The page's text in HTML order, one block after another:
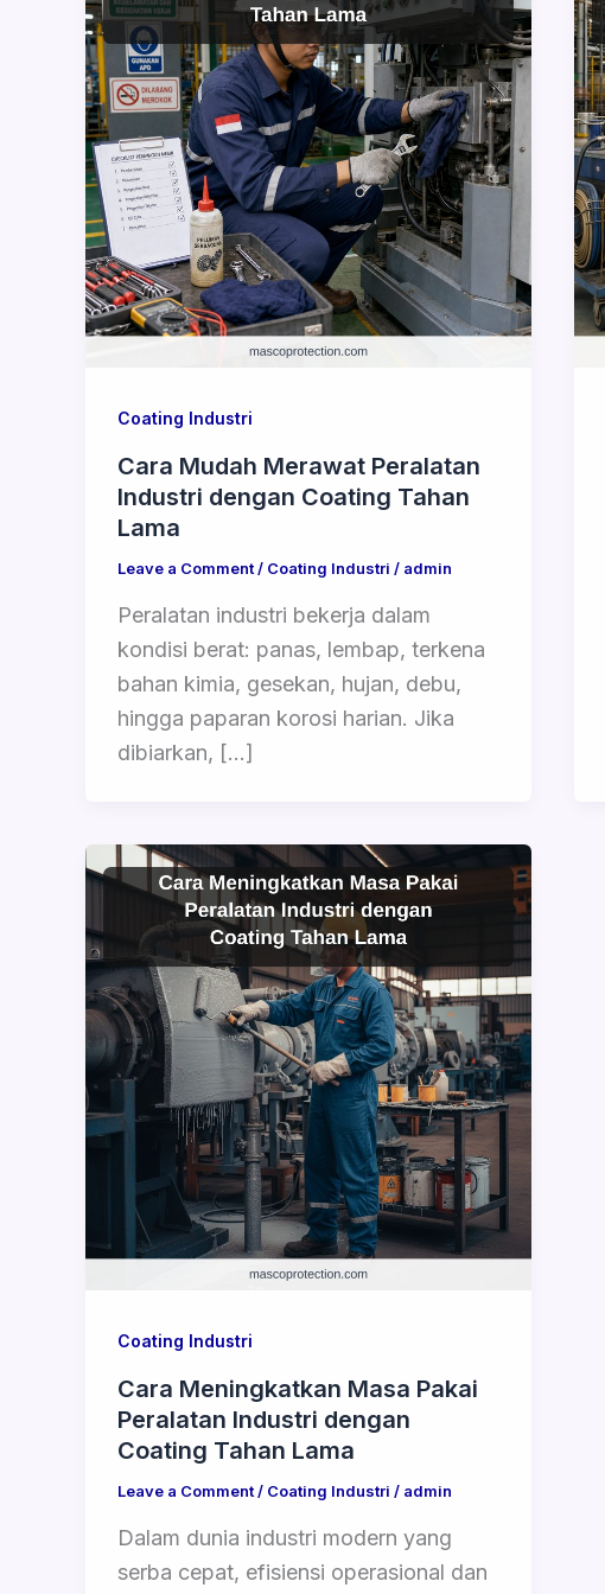
Coating Industri
Cara Mudah Merawat Peralatan
Industri dengan Coating Tahan
Lama
Leave a Comment/ Coating Industri / admin
Peralatan industri bekerja dalam
kondisi berat: panas, lembap, terkena
bahan kimia, gesekan, hujan, debu,
hingga paparan korosi harian. Jika
dibiarkan, […]
Coating Industri
Cara Meningkatkan Masa Pakai
Peralatan Industri dengan
Coating Tahan Lama
Leave a Comment/ Coating Industri / admin
Dalam dunia industri modern yang
serba cepat, efisiensi operasional dan